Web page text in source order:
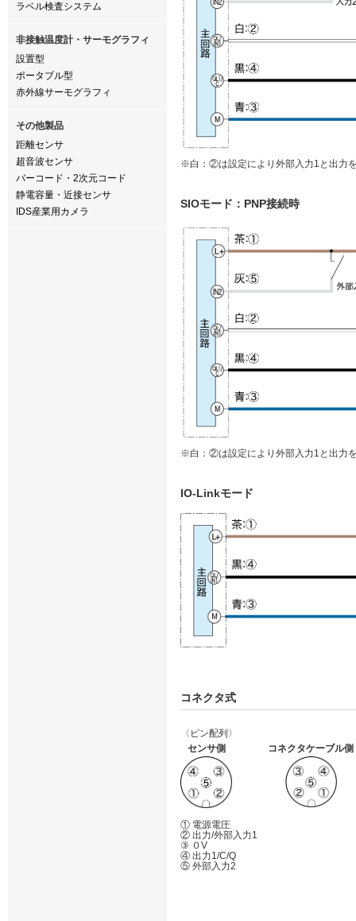
ラベル検査システム
非接触温度計・サーモグラフィ
設置型
ポータブル型
赤外線サーモグラフィ
その他製品
距離センサ
超音波センサ
バーコード・2次元コード
静電容量・近接センサ
IDS産業用カメラ
※白：②は設定により外部入力1と出力
SIOモード：PNP接続時
※白：②は設定により外部入力1と出力
IO-Linkモード
コネクタ式
〈ピン配列〉
センサ側
コネクタケーブル側
① 電源電圧
② 出力/外部入力1
③ ０V
④ 出力1/C/Q
⑤ 外部入力2